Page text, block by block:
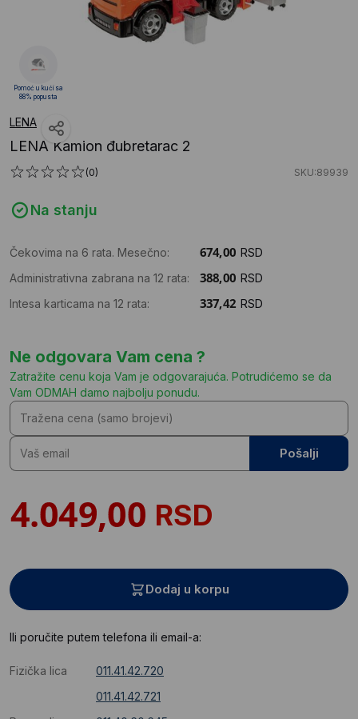
LENA
LENA Kamion đubretarac 2
(0) SKU:89939
Na stanju
Čekovima na 6 rata. Mesečno:
RSD
Administrativna zabrana na 12 rata:
RSD
Intesa karticama na 12 rata:
RSD
Ne odgovara Vam cena ?
Zatražite cenu koja Vam je odgovarajuća. Potrudićemo se da
Vam ODMAH damo najbolju ponudu.
Pošalji
RSD
Dodaj u korpu
Ili poručite putem telefona ili email-a:
Fizička lica
011.41.42.720
011.41.42.721
Pomoć u kući sa
88% popusta